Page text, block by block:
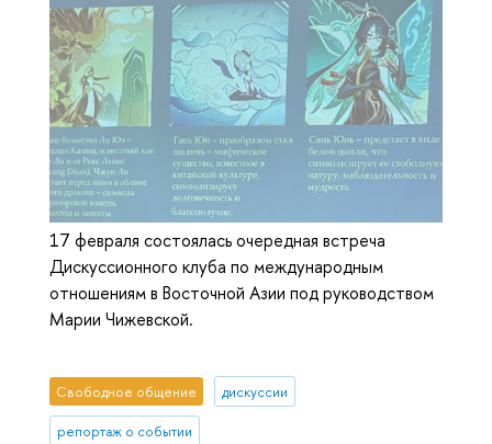
17 февраля состоялась очередная встреча
Дискуссионного клуба по международным
отношениям в Восточной Азии под руководством
Марии Чижевской.
Свободное общение дискуссии
репортаж о событии